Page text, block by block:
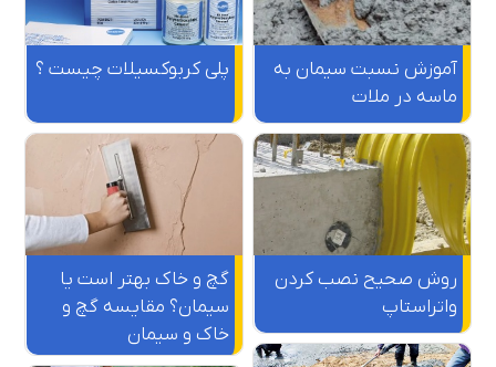
آموزش نسبت سیمان به
ماسه در ملات
پلی کربوکسیلات چیست ؟
روش صحیح نصب کردن
واتراستاپ
گچ و خاک بهتر است یا
سیمان؟ مقایسه گچ و
خاک و سیمان